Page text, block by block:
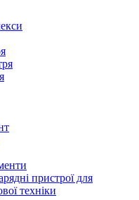
пристрої для
техніки